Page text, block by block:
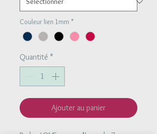
Couleur lien 1mm *
Quantité *
Ajouter au panier